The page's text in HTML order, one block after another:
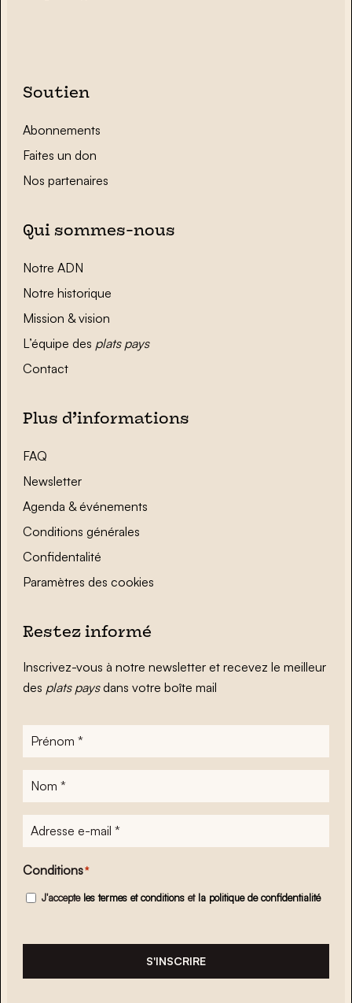
Soutien
Abonnements
Faites un don
Nos partenaires
Qui sommes-nous
Notre ADN
Notre historique
Mission & vision
L’équipe des plats pays
Contact
Plus d’informations
FAQ
Newsletter
Agenda & événements
Conditions générales
Confidentalité
Paramètres des cookies
Restez informé
Inscrivez-vous à notre newsletter et recevez le meilleur
des plats paysdans votre boîte mail
Prénom
Nom
Adresse
e-
mail*
Conditions*
J'accepte les termes et conditions et la politique de confidentialité
S'INSCRIRE